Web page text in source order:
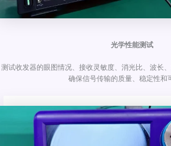
光学性能测试
测试收发器的眼图情况、接收灵敏度、消光比、波长
确保信号传输的质量、稳定性和